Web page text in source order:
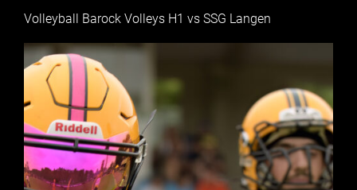
Volleyball Barock Volleys H1 vs SSG Langen